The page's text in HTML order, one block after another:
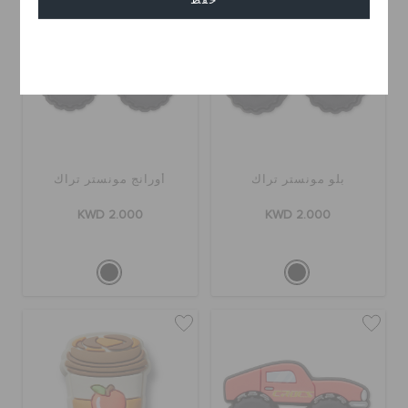
بلو مونستر تراك
KWD 2.000
أورانج مونستر تراك
KWD 2.000